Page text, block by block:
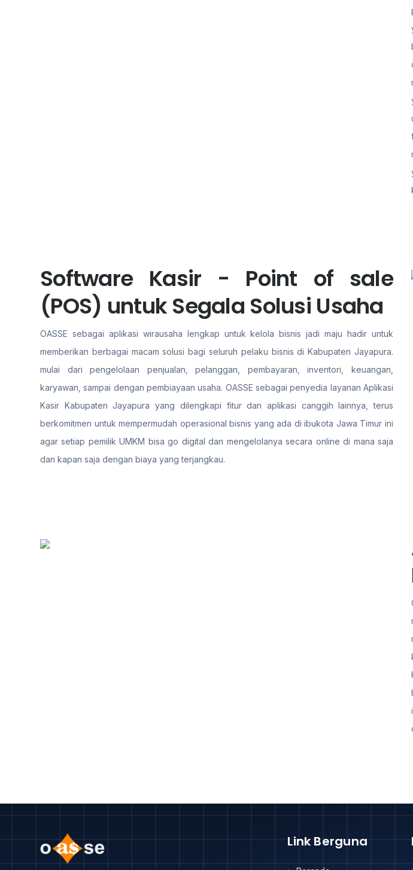
Software Kasir - Point of sale
(POS) untuk Segala Solusi Usaha
OASSE sebagai aplikasi wirausaha lengkap untuk kelola bisnis jadi maju hadir untuk
memberikan berbagai macam solusi bagi seluruh pelaku bisnis di Kabupaten Jayapura.
mulai dari pengelolaan penjualan, pelanggan, pembayaran, inventori, keuangan,
karyawan, sampai dengan pembiayaan usaha. OASSE sebagai penyedia layanan Aplikasi
Kasir Kabupaten Jayapura yang dilengkapi fitur dan aplikasi canggih lainnya, terus
berkomitmen untuk mempermudah operasional bisnis yang ada di ibukota Jawa Timur ini
agar setiap pemilik UMKM bisa go digital dan mengelolanya secara online di mana saja
dan kapan saja dengan biaya yang terjangkau.
Link Berguna